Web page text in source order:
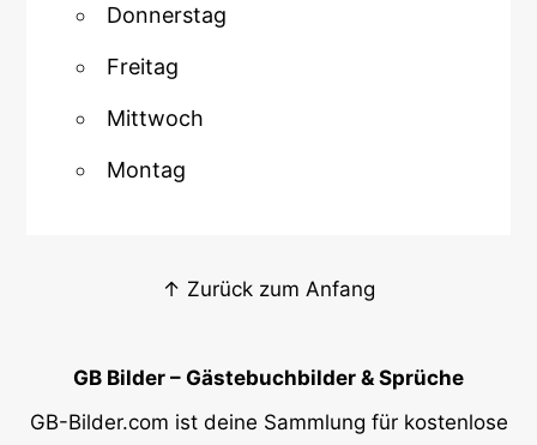
Donnerstag
Freitag
Mittwoch
Montag
↑ Zurück zum Anfang
GB Bilder – Gästebuchbilder & Sprüche
GB-Bilder.com ist deine Sammlung für kostenlose